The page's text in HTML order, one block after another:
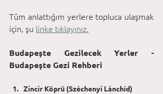
Tüm anlattığım yerlere topluca ulaşmak
için, şu linke tıklayınız.
Budapeşte Gezilecek Yerler -
Budapeşte Gezi Rehberi
Zincir Köprü (Széchenyi Lánchíd)